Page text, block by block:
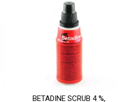
BETADINE SCRUB 4 %,